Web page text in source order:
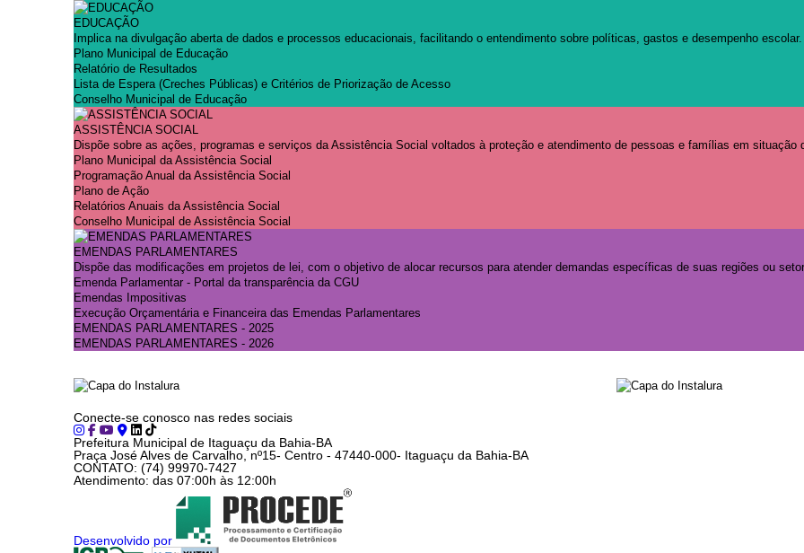
EDUCAÇÃO
Implica na divulgação aberta de dados e processos educacionais, facilitando o entendimento sobre políticas, gastos e desempenho escolar.
Plano Municipal de Educação
Relatório de Resultados
Lista de Espera (Creches Públicas) e Critérios de Priorização de Acesso
Conselho Municipal de Educação
ASSISTÊNCIA SOCIAL
Dispõe sobre as ações, programas e serviços da Assistência Social voltados à proteção e atendimento de pessoas e famílias em situação
Plano Municipal da Assistência Social
Programação Anual da Assistência Social
Plano de Ação
Relatórios Anuais da Assistência Social
Conselho Municipal de Assistência Social
EMENDAS PARLAMENTARES
Dispõe das modificações em projetos de lei, com o objetivo de alocar recursos para atender demandas específicas de suas regiões ou
Emenda Parlamentar - Portal da transparência da CGU
Emendas Impositivas
Execução Orçamentária e Financeira das Emendas Parlamentares
EMENDAS PARLAMENTARES - 2025
EMENDAS PARLAMENTARES - 2026
Conecte-se conosco nas redes sociais
Prefeitura Municipal de Itaguaçu da Bahia-BA
Praça José Alves de Carvalho, nº15- Centro - 47440-000- Itaguaçu da Bahia-BA
CONTATO: (74) 99970-7427
Atendimento: das 07:00h às 12:00h
Desenvolvido por